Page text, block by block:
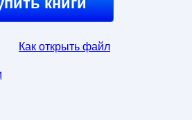
Как открыть файл